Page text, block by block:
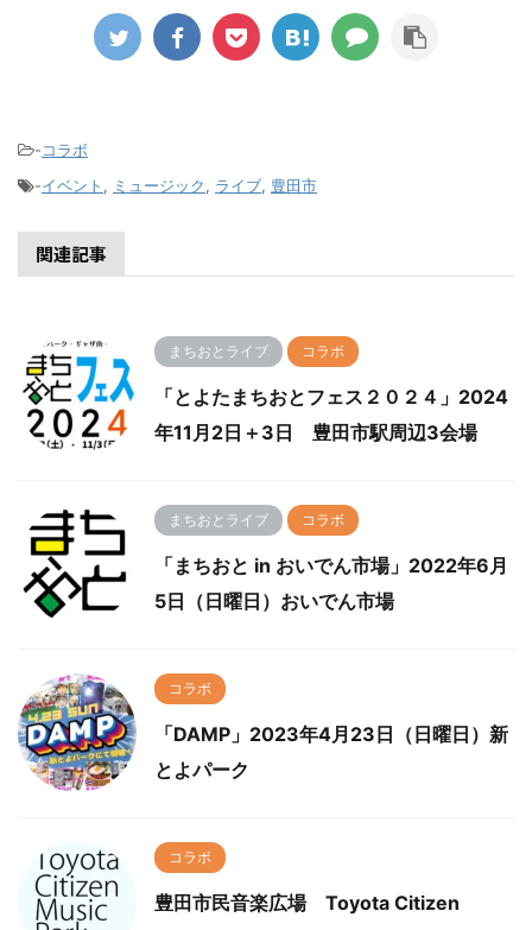
-コラボ
-イベント , ミュージック, ライブ, 豊田市
関連記事
まちおとライブ コラボ
「とよたまちおとフェス２０２４」2024
年11月2日＋3日 豊田市駅周辺3会場
まちおとライブ コラボ
「まちおと in おいでん市場」2022年6月
5日（日曜日）おいでん市場
コラボ
「DAMP」2023年4月23日（日曜日）新
とよパーク
コラボ
豊田市民音楽広場 Toyota Citizen